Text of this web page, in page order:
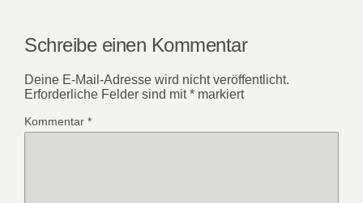
Schreibe einen Kommentar
Deine E-Mail-Adresse wird nicht veröffentlicht.
Erforderliche Felder sind mit* markiert
Kommentar *